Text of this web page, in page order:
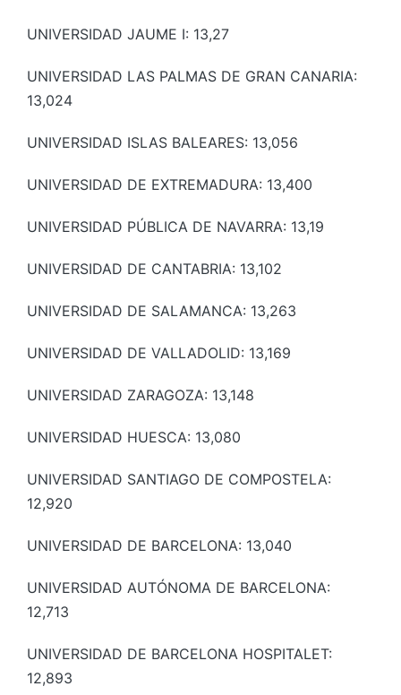
UNIVERSIDAD JAUME I: 13,27
UNIVERSIDAD LAS PALMAS DE GRAN CANARIA:
13,024
UNIVERSIDAD ISLAS BALEARES: 13,056
UNIVERSIDAD DE EXTREMADURA: 13,400
UNIVERSIDAD PÚBLICA DE NAVARRA: 13,19
UNIVERSIDAD DE CANTABRIA: 13,102
UNIVERSIDAD DE SALAMANCA: 13,263
UNIVERSIDAD DE VALLADOLID: 13,169
UNIVERSIDAD ZARAGOZA: 13,148
UNIVERSIDAD HUESCA: 13,080
UNIVERSIDAD SANTIAGO DE COMPOSTELA:
12,920
UNIVERSIDAD DE BARCELONA: 13,040
UNIVERSIDAD AUTÓNOMA DE BARCELONA:
12,713
UNIVERSIDAD DE BARCELONA HOSPITALET:
12,893